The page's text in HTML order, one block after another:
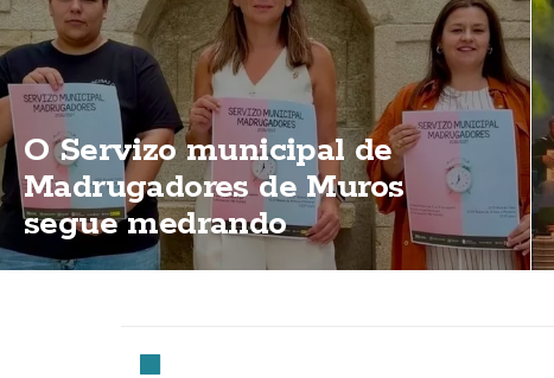
O Servizo municipal de
Madrugadores de Muros
segue medrando